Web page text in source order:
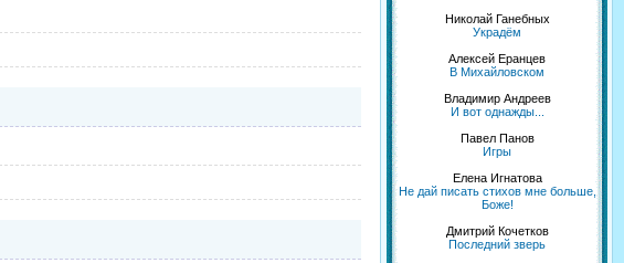
Николай Ганебных
Украдём
Алексей Еранцев
В Михайловском
Владимир Андреев
И вот однажды...
Павел Панов
Игры
Елена Игнатова
Не дай писать стихов мне больше,
Боже!
Дмитрий Кочетков
Последний зверь